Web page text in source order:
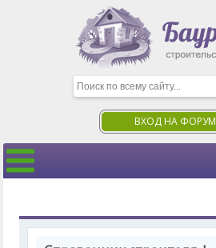
ВХОД НА ФОРУМ